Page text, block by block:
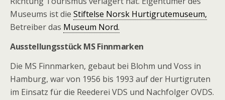
Museums ist die Stiftelse Norsk Hurtigrutemuseum,
Betreiber das Museum Nord.
Ausstellungsstück MS Finnmarken
Die MS Finnmarken, gebaut bei Blohm und Voss in
Hamburg, war von 1956 bis 1993 auf der Hurtigruten
im Einsatz für die Reederei VDS und Nachfolger OVDS.